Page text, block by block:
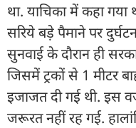
था. याचिका में कहा गया
सरिये बड़े पैमाने पर
सुनवाई के दौरान ही
जिसमें ट्रकों से 1 मीटर
इजाजत दी गई थी. इस
जरूरत नहीं रह गई.